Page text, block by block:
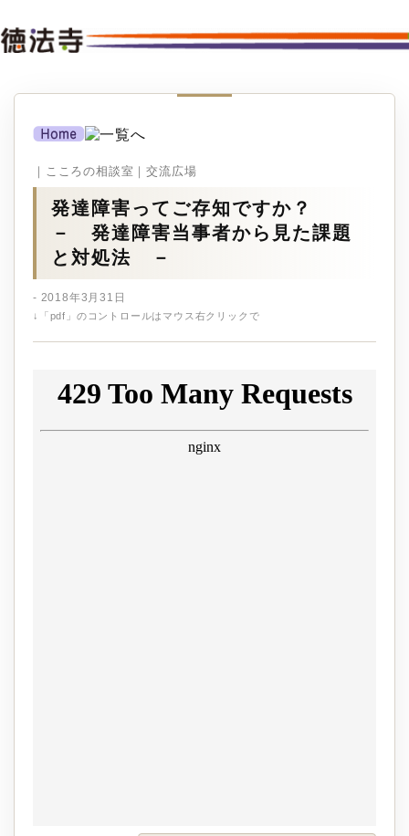
｜こころの相談室｜交流広場
発達障害ってご存知ですか？
－ 発達障害当事者から見た課題
と対処法 －
- 2018年3月31日
↓「pdf」のコントロールはマウス右クリックで